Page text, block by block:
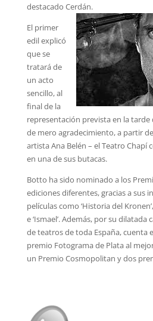
destacado Cerdán.
El primer
edil explicó
que se
tratará de
un acto
sencillo, al
final de la
representación prevista en la tarde
de mero agradecimiento, a partir
artista Ana Belén – el Teatro Chapí
en una de sus butacas.
Botto ha sido nominado a los
ediciones diferentes, gracias a sus
películas como ‘Historia del Kronen’,
e ‘Ismael’. Además, por su dilatada
de teatros de toda España, cuenta
premio Fotograma de Plata al
un Premio Cosmopolitan y dos